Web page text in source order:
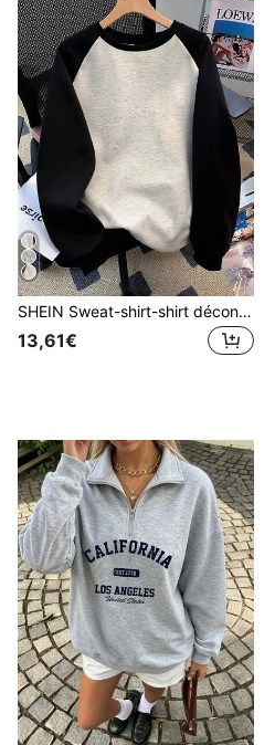
SHEIN Sweat-shirt-shirt décontracté pour femmes avec manches raglan bicolores et patchwork, sweat-shirt d'automne/hiver
13,61€